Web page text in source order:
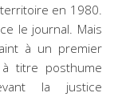
en 1980.
le journal. Mais
à un premier
titre posthume
la justice